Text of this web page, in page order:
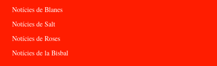
Notícies de Blanes
Notícies de Salt
Notícies de Roses
Notícies de la Bisbal